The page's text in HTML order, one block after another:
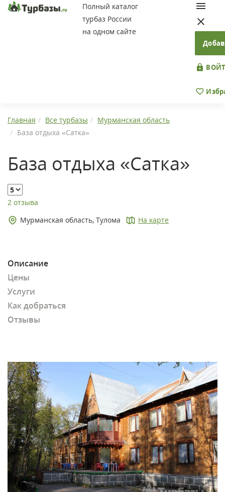
Полный каталог
турбаз России
на одном сайте
Главная Все турбазы
Мурманская область
База отдыха «Сатка»
База отдыха «Сатка»
2 отзыва
Мурманская область, Тулома
На карте
Описание
Цены
Услуги
Как добраться
Отзывы